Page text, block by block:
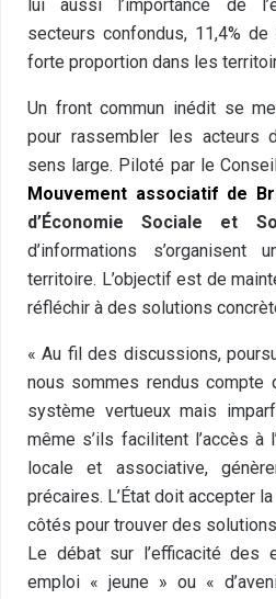
lui aussi l’importance de
secteurs confondus, 11,4% de
forte proportion dans les
Un front commun inédit se
pour rassembler les acteurs
sens large. Piloté par le
Mouvement associatif de
d’Économie Sociale et
d’informations
territoire. L’objectif est de
réfléchir à des solutions
« Au fil des discussions,
nous sommes rendus compte
système vertueux mais
même s’ils facilitent l’accès à
locale et associative,
précaires. L’État doit accepter
côtés pour trouver des
Le débat sur l’efficacité des
emploi « jeune » ou «